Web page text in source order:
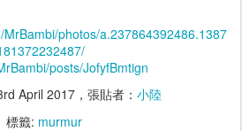
photos/a.237864392486.1387
posts/JofyfBmtign
April 2017，張貼者： 小陸
標籤: murmur